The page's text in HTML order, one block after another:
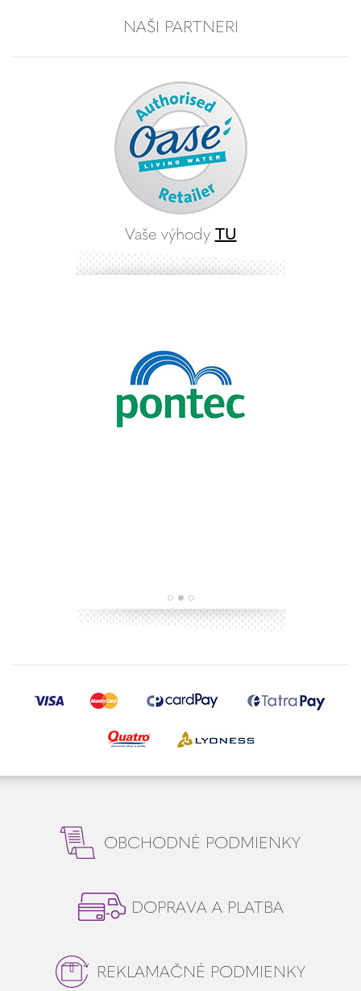
NAŠI PARTNERI
Vaše výhody TU
OBCHODNÉ PODMIENKY
DOPRAVA A PLATBA
REKLAMAČNÉ PODMIENKY